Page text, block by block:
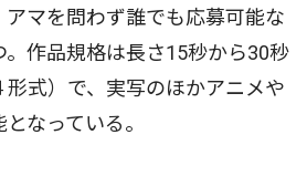
アマを問わず誰でも応募可能な
。作品規格は長さ15秒から30秒
式）で、実写のほかアニメや
なっている。